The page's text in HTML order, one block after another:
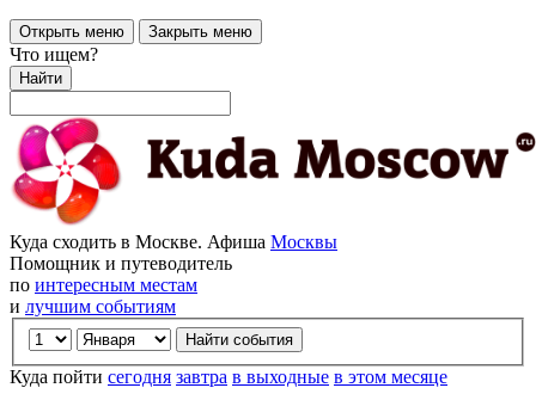
Открыть меню Закрыть меню
Что ищем?
Найти
Куда сходить в Москве. Афиша Москвы
Помощник и путеводитель
по интересным местам
и лучшим событиям
Куда пойти сегодня завтра в выходные в этом месяце